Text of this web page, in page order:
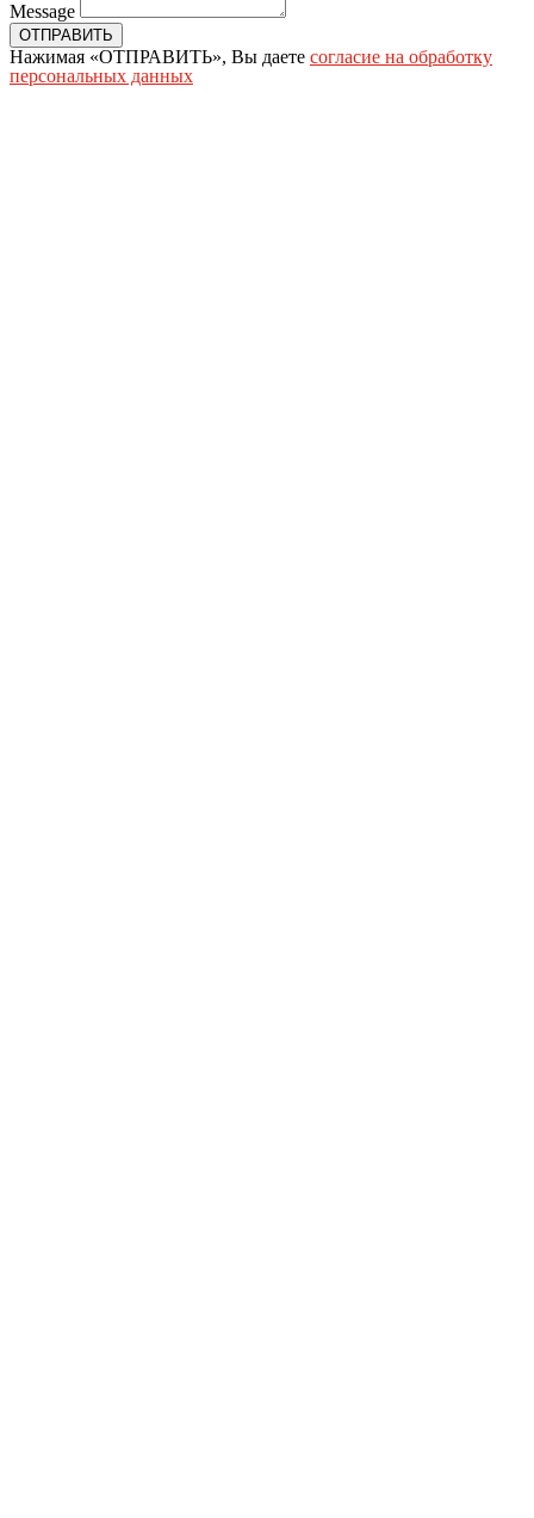
Message
ОТПРАВИТЬ
Нажимая «ОТПРАВИТЬ», Вы даете согласие на обработку
персональных данных